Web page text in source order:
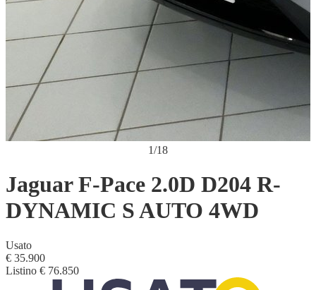
1/18
Jaguar F-Pace 2.0D D204 R-
DYNAMIC S AUTO 4WD
Usato
€ 35.900
Listino € 76.850